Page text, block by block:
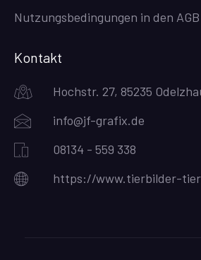
Nutzungsbedingungen in den AGB
Kontakt
Hochstr. 27, 85235
info@jf-grafix.de
08134 - 559 338
https://www.tierbilder-